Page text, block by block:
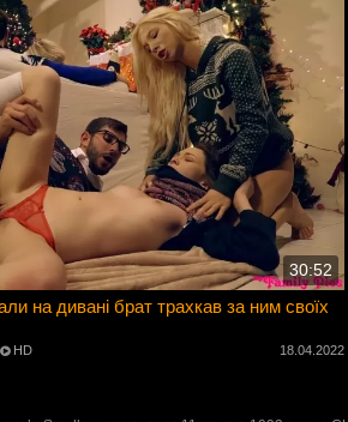
30:52
на дивані брат трахкав за ним своїх
HD 18.04.2022